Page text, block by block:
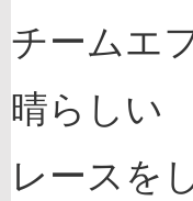
チームエ
晴らしい
レースを